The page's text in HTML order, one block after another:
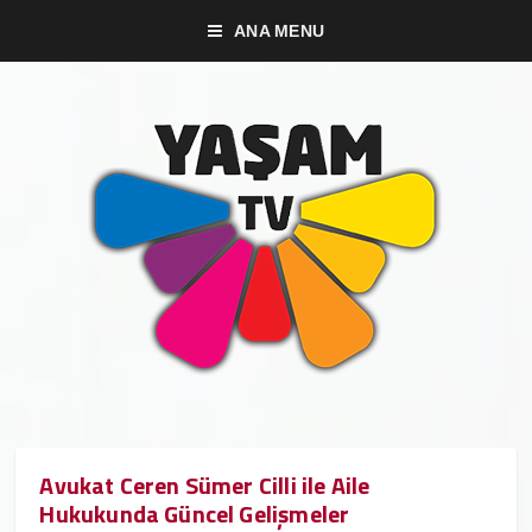
ANA MENU
Avukat Ceren Sümer Cilli ile Aile
Hukukunda Güncel Gelişmeler